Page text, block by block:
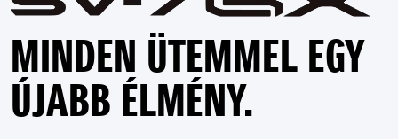
MINDEN ÜTEMMEL EGY
ÚJABB ÉLMÉNY.